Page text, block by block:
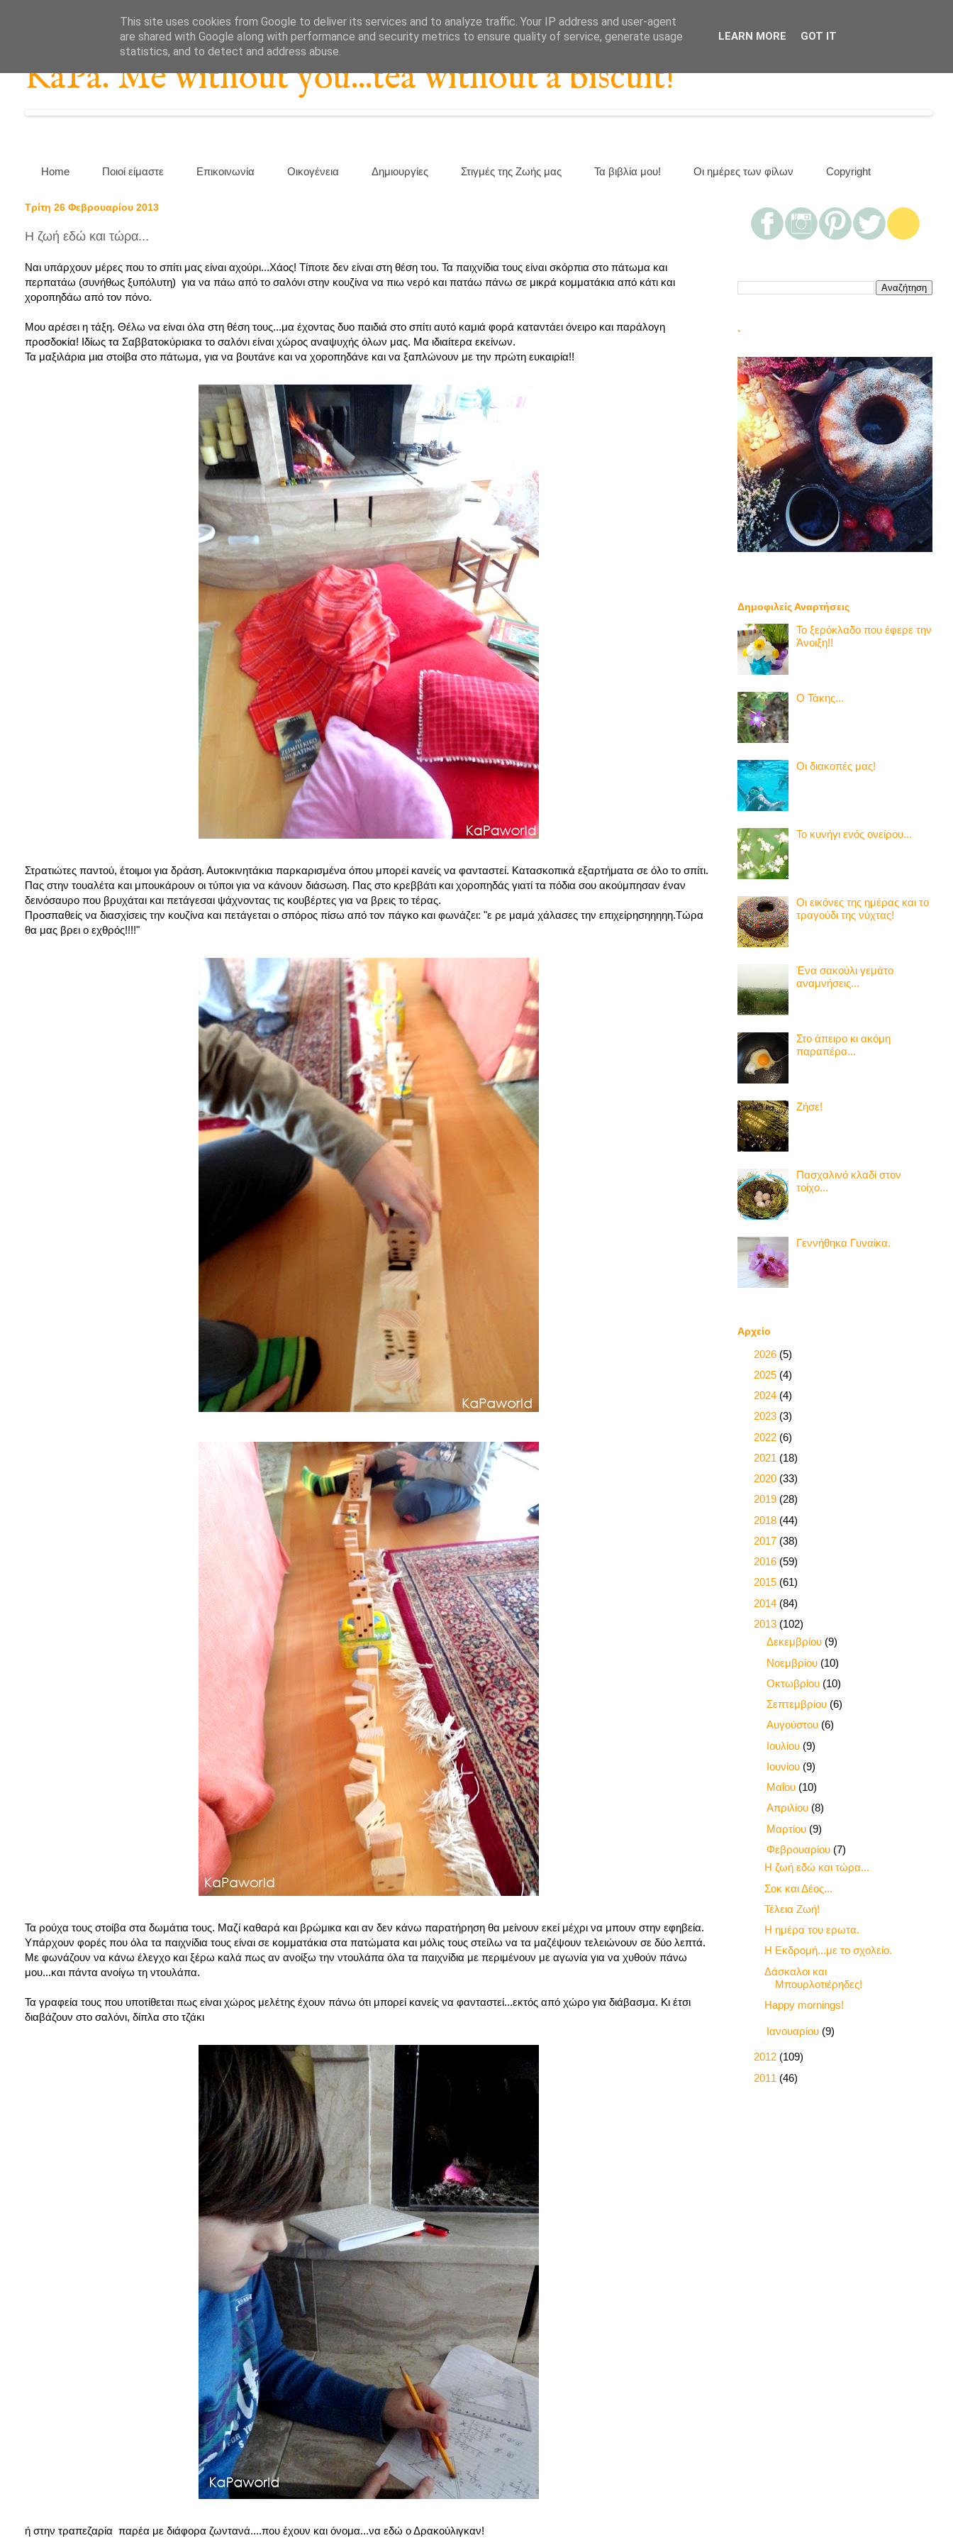
KaPa. Me without you...tea without a biscuit!
Home Ποιοί είμαστε Επικοινωνία Οικογένεια Δημιουργίες Στιγμές της Ζωής μας Τα βιβλία μου! Οι ημέρες των φίλων Copyright
Τρίτη 26 Φεβρουαρίου 2013
Η ζωή εδώ και τώρα...
Ναι υπάρχουν μέρες που το σπίτι μας είναι αχούρι...Χάος! Τίποτε δεν είναι στη θέση του. Τα παιχνίδια τους είναι σκόρπια στο πάτωμα και
περπατάω (συνήθως ξυπόλυτη) για να πάω από το σαλόνι στην κουζίνα να πιω νερό και πατάω πάνω σε μικρά κομματάκια από κάτι και
χοροπηδάω από τον πόνο.
Μου αρέσει η τάξη. Θέλω να είναι όλα στη θέση τους...μα έχοντας δυο παιδιά στο σπίτι αυτό καμιά φορά καταντάει όνειρο και παράλογη
προσδοκία! Ιδίως τα Σαββατοκύριακα το σαλόνι είναι χώρος αναψυχής όλων μας. Μα ιδιαίτερα εκείνων.
Τα μαξιλάρια μια στοίβα στο πάτωμα, για να βουτάνε και να χοροπηδάνε και να ξαπλώνουν με την πρώτη ευκαιρία!!
Στρατιώτες παντού, έτοιμοι για δράση. Αυτοκινητάκια παρκαρισμένα όπου μπορεί κανείς να φανταστεί. Κατασκοπικά εξαρτήματα σε όλο το σπίτι.
Πας στην τουαλέτα και μπουκάρουν οι τύποι για να κάνουν διάσωση. Πας στο κρεββάτι και χοροπηδάς γιατί τα πόδια σου ακούμπησαν έναν
δεινόσαυρο που βρυχάται και πετάγεσαι ψάχνοντας τις κουβέρτες για να βρεις το τέρας.
Προσπαθείς να διασχίσεις την κουζίνα και πετάγεται ο σπόρος πίσω από τον πάγκο και φωνάζει: "ε ρε μαμά χάλασες την επιχείρησηηηηη.Τώρα
θα μας βρει ο εχθρός!!!!"
Τα ρούχα τους στοίβα στα δωμάτια τους. Μαζί καθαρά και βρώμικα και αν δεν κάνω παρατήρηση θα μείνουν εκεί μέχρι να μπουν στην εφηβεία.
Υπάρχουν φορές που όλα τα παιχνίδια τους είναι σε κομματάκια στα πατώματα και μόλις τους στείλω να τα μαζέψουν τελειώνουν σε δύο λεπτά.
Με φωνάζουν να κάνω έλεγχο και ξέρω καλά πως αν ανοίξω την ντουλάπα όλα τα παιχνίδια με περιμένουν με αγωνία για να χυθούν πάνω
μου...και πάντα ανοίγω τη ντουλάπα.
Τα γραφεία τους που υποτίθεται πως είναι χώρος μελέτης έχουν πάνω ότι μπορεί κανείς να φανταστεί...εκτός από χώρο για διάβασμα. Κι έτσι
διαβάζουν στο σαλόνι, δίπλα στο τζάκι
ή στην τραπεζαρία παρέα με διάφορα ζωντανά....που έχουν και όνομα...να εδώ ο Δρακούλιγκαν!
`
Δημοφιλείς Αναρτήσεις
Το ξερόκλαδο που έφερε την
Άνοιξη!!
Ο Τάκης...
Οι διακοπές μας!
Το κυνήγι ενός ονείρου...
Οι εικόνες της ημέρας και το
τραγούδι της νύχτας!
Ένα σακούλι γεμάτο
αναμνήσεις...
Στο άπειρο κι ακόμη
παραπέρα...
Ζήσε!
Πασχαλινό κλαδί στον
τοίχο...
Γεννήθηκα Γυναίκα.
Αρχείο
2026 (5)
2025 (4)
2024 (4)
2023 (3)
2022 (6)
2021 (18)
2020 (33)
2019 (28)
2018 (44)
2017 (38)
2016 (59)
2015 (61)
2014 (84)
2013 (102)
Δεκεμβρίου (9)
Νοεμβρίου (10)
Οκτωβρίου (10)
Σεπτεμβρίου (6)
Αυγούστου (6)
Ιουλίου (9)
Ιουνίου (9)
Μαΐου (10)
Απριλίου (8)
Μαρτίου (9)
Φεβρουαρίου (7)
Η ζωή εδώ και τώρα...
Σοκ και Δέος...
Τέλεια Ζωή!
Η ημέρα του ερωτα.
Η Εκδρομή...με το σχολείο.
Δάσκαλοι και
Μπουρλοτιέρηδες!
Happy mornings!
Ιανουαρίου (9)
2012 (109)
2011 (46)
This site uses cookies from Google to deliver its services and to analyze traffic. Your IP address and user-agent
are shared with Google along with performance and security metrics to ensure quality of service, generate usage
statistics, and to detect and address abuse.
LEARN MORE GOT IT